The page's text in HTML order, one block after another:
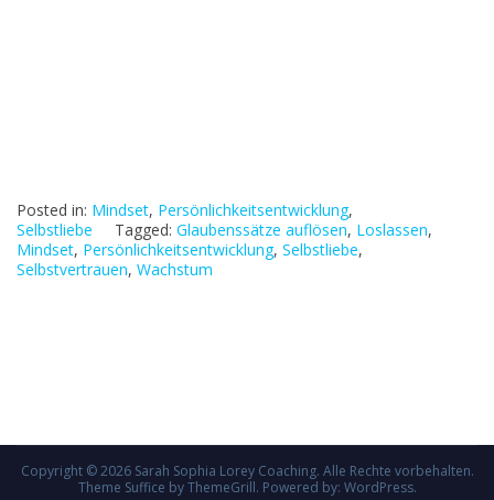
Posted in: Mindset, Persönlichkeitsentwicklung,
Selbstliebe
Tagged: Glaubenssätze auflösen, Loslassen,
Mindset, Persönlichkeitsentwicklung, Selbstliebe,
Selbstvertrauen, Wachstum
Copyright © 2026 Sarah Sophia Lorey Coaching. Alle Rechte vorbehalten.
Theme Suffice by ThemeGrill. Powered by: WordPress.